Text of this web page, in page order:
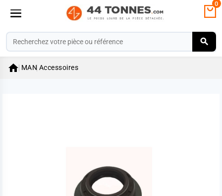
0
 MAN Accessoires